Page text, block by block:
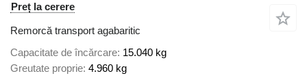
Preț la cerere
Remorcă transport agabaritic
Capacitate de încărcare 15.040 kg
Greutate proprie 4.960 kg